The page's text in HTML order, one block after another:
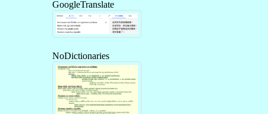
GoogleTranslate
NoDictionaries